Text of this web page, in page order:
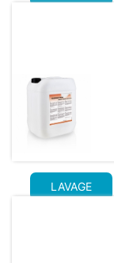
LAVAGE